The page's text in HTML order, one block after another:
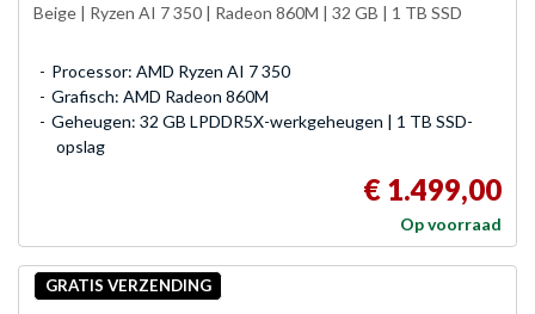
Beige | Ryzen AI 7 350 | Radeon 860M | 32 GB | 1 TB SSD
Processor: AMD Ryzen AI 7 350
Grafisch: AMD Radeon 860M
Geheugen: 32 GB LPDDR5X-werkgeheugen | 1 TB SSD-
opslag
€ 1.499,00
Op voorraad
GRATIS VERZENDING